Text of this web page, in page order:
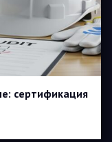
сертификация